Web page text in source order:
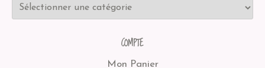
COMPTE
Mon Panier